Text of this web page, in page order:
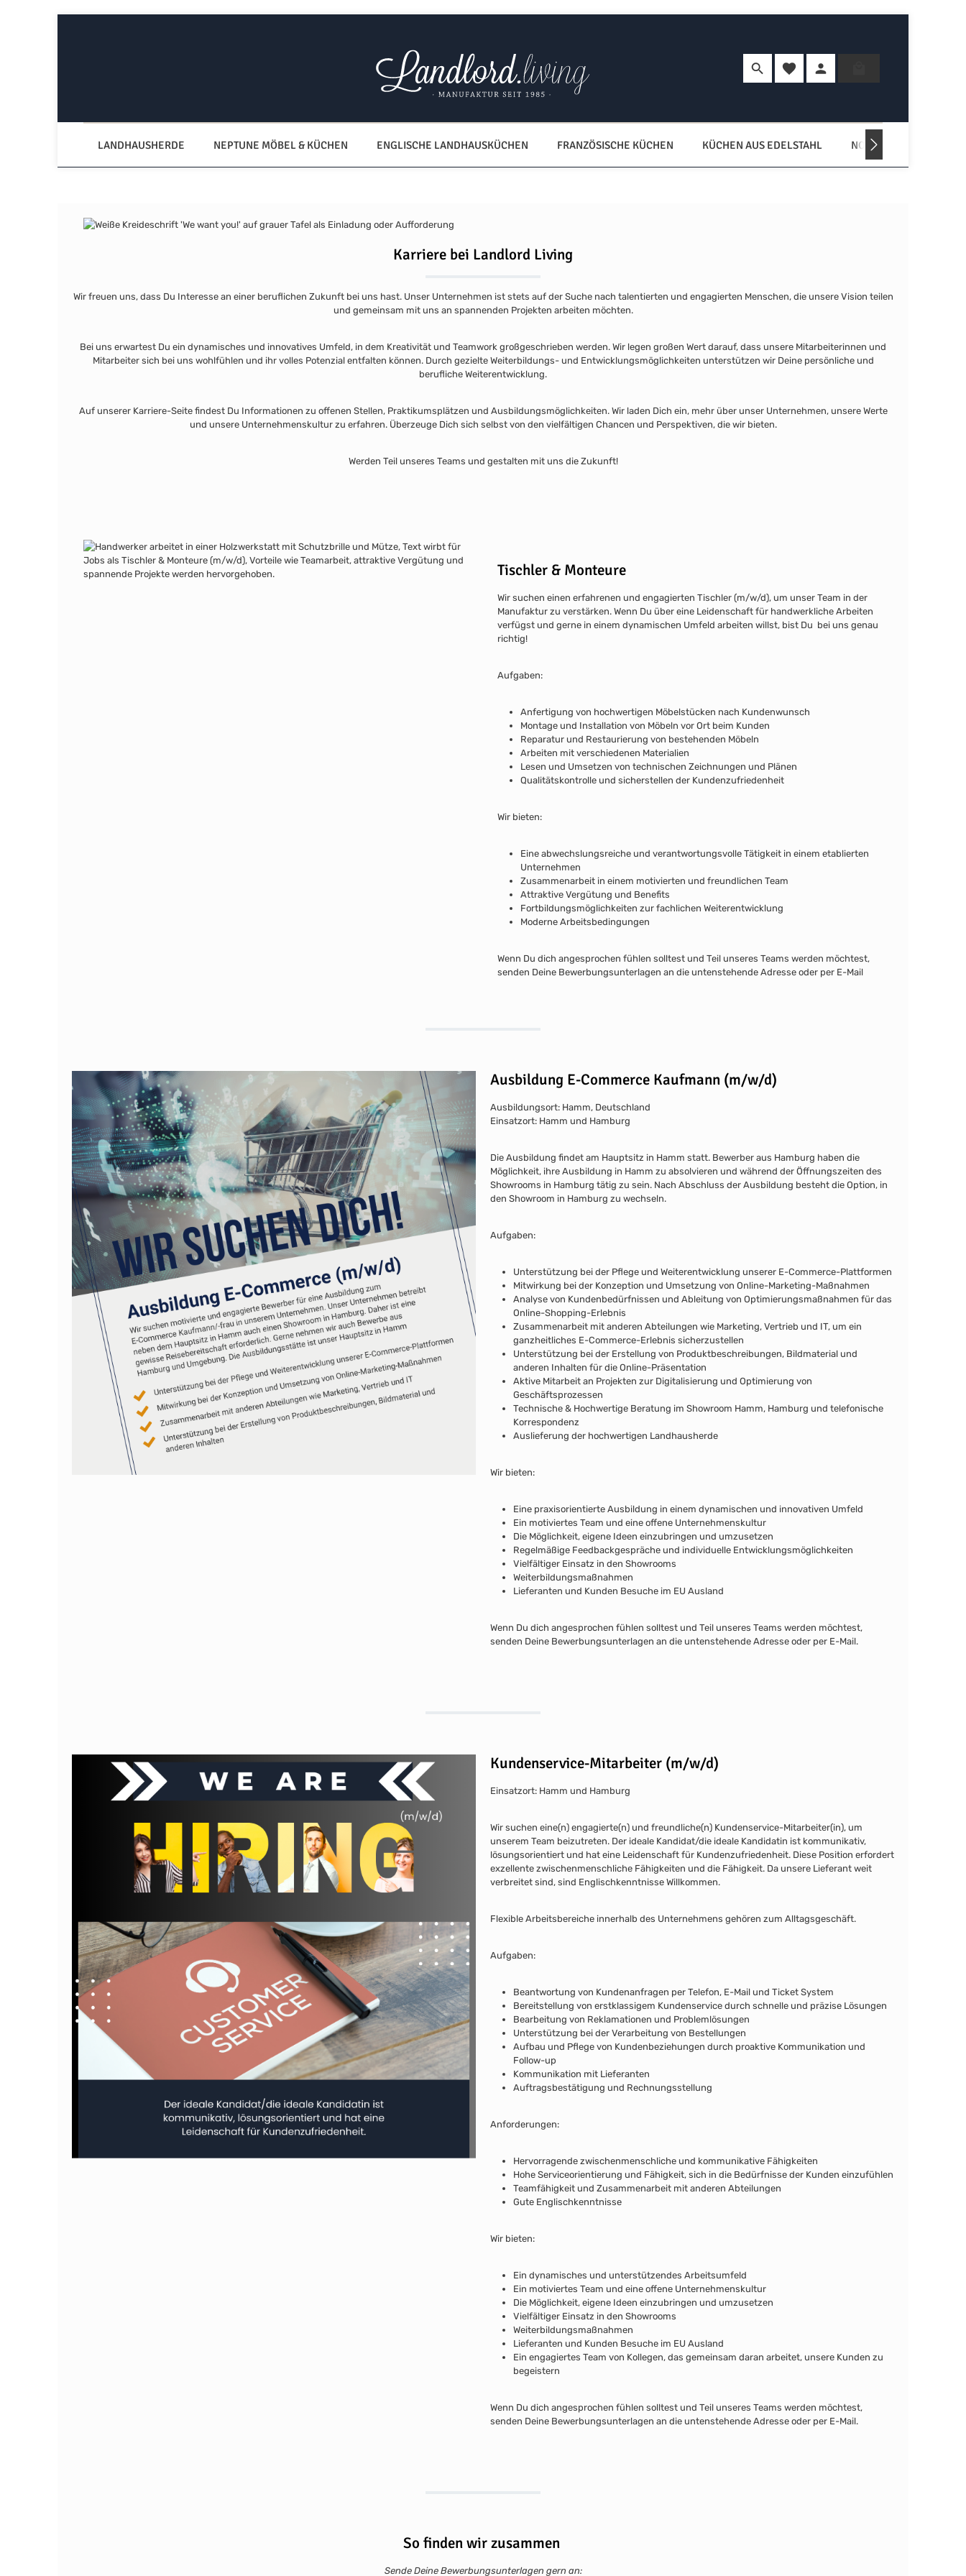
Du hast 0 Produkte auf dem Merkzettel
LANDHAUSHERDE NEPTUNE MÖBEL & KÜCHEN ENGLISCHE LANDHAUSKÜCHEN FRANZÖSISCHE KÜCHEN KÜCHEN AUS EDELSTAHL NORDISCHE KÜCHEN
Karriere bei Landlord Living
Wir freuen uns, dass Du Interesse an einer beruflichen Zukunft bei uns hast. Unser Unternehmen ist stets auf der Suche nach talentierten und engagierten Menschen, die unsere Vision teilen
und gemeinsam mit uns an spannenden Projekten arbeiten möchten.
Bei uns erwartest Du ein dynamisches und innovatives Umfeld, in dem Kreativität und Teamwork großgeschrieben werden. Wir legen großen Wert darauf, dass unsere Mitarbeiterinnen und
Mitarbeiter sich bei uns wohlfühlen und ihr volles Potenzial entfalten können. Durch gezielte Weiterbildungs- und Entwicklungsmöglichkeiten unterstützen wir Deine persönliche und
berufliche Weiterentwicklung.
Auf unserer Karriere-Seite findest Du Informationen zu offenen Stellen, Praktikumsplätzen und Ausbildungsmöglichkeiten. Wir laden Dich ein, mehr über unser Unternehmen, unsere Werte
und unsere Unternehmenskultur zu erfahren. Überzeuge Dich sich selbst von den vielfältigen Chancen und Perspektiven, die wir bieten.
Werden Teil unseres Teams und gestalten mit uns die Zukunft!
Tischler & Monteure
Wir suchen einen erfahrenen und engagierten Tischler (m/w/d), um unser Team in der
Manufaktur zu verstärken. Wenn Du über eine Leidenschaft für handwerkliche Arbeiten
verfügst und gerne in einem dynamischen Umfeld arbeiten willst, bist Du bei uns genau
richtig!
Aufgaben:
Anfertigung von hochwertigen Möbelstücken nach Kundenwunsch
Montage und Installation von Möbeln vor Ort beim Kunden
Reparatur und Restaurierung von bestehenden Möbeln
Arbeiten mit verschiedenen Materialien
Lesen und Umsetzen von technischen Zeichnungen und Plänen
Qualitätskontrolle und sicherstellen der Kundenzufriedenheit
Wir bieten:
Eine abwechslungsreiche und verantwortungsvolle Tätigkeit in einem etablierten
Unternehmen
Zusammenarbeit in einem motivierten und freundlichen Team
Attraktive Vergütung und Benefits
Fortbildungsmöglichkeiten zur fachlichen Weiterentwicklung
Moderne Arbeitsbedingungen
Wenn Du dich angesprochen fühlen solltest und Teil unseres Teams werden möchtest,
senden Deine Bewerbungsunterlagen an die untenstehende Adresse oder per E-Mail
Ausbildung E-Commerce Kaufmann (m/w/d)
Ausbildungsort: Hamm, Deutschland
Einsatzort: Hamm und Hamburg
Die Ausbildung findet am Hauptsitz in Hamm statt. Bewerber aus Hamburg haben die
Möglichkeit, ihre Ausbildung in Hamm zu absolvieren und während der Öffnungszeiten des
Showrooms in Hamburg tätig zu sein. Nach Abschluss der Ausbildung besteht die Option, in
den Showroom in Hamburg zu wechseln.
Aufgaben:
Unterstützung bei der Pflege und Weiterentwicklung unserer E-Commerce-Plattformen
Mitwirkung bei der Konzeption und Umsetzung von Online-Marketing-Maßnahmen
Analyse von Kundenbedürfnissen und Ableitung von Optimierungsmaßnahmen für das
Online-Shopping-Erlebnis
Zusammenarbeit mit anderen Abteilungen wie Marketing, Vertrieb und IT, um ein
ganzheitliches E-Commerce-Erlebnis sicherzustellen
Unterstützung bei der Erstellung von Produktbeschreibungen, Bildmaterial und
anderen Inhalten für die Online-Präsentation
Aktive Mitarbeit an Projekten zur Digitalisierung und Optimierung von
Geschäftsprozessen
Technische & Hochwertige Beratung im Showroom Hamm, Hamburg und telefonische
Korrespondenz
Auslieferung der hochwertigen Landhausherde
Wir bieten:
Eine praxisorientierte Ausbildung in einem dynamischen und innovativen Umfeld
Ein motiviertes Team und eine offene Unternehmenskultur
Die Möglichkeit, eigene Ideen einzubringen und umzusetzen
Regelmäßige Feedbackgespräche und individuelle Entwicklungsmöglichkeiten
Vielfältiger Einsatz in den Showrooms
Weiterbildungsmaßnahmen
Lieferanten und Kunden Besuche im EU Ausland
Wenn Du dich angesprochen fühlen solltest und Teil unseres Teams werden möchtest,
senden Deine Bewerbungsunterlagen an die untenstehende Adresse oder per E-Mail.
Kundenservice-Mitarbeiter (m/w/d)
Einsatzort: Hamm und Hamburg
Wir suchen eine(n) engagierte(n) und freundliche(n) Kundenservice-Mitarbeiter(in), um
unserem Team beizutreten. Der ideale Kandidat/die ideale Kandidatin ist kommunikativ,
lösungsorientiert und hat eine Leidenschaft für Kundenzufriedenheit. Diese Position erfordert
exzellente zwischenmenschliche Fähigkeiten und die Fähigkeit. Da unsere Lieferant weit
verbreitet sind, sind Englischkenntnisse Willkommen.
Flexible Arbeitsbereiche innerhalb des Unternehmens gehören zum Alltagsgeschäft.
Aufgaben:
Beantwortung von Kundenanfragen per Telefon, E-Mail und Ticket System
Bereitstellung von erstklassigem Kundenservice durch schnelle und präzise Lösungen
Bearbeitung von Reklamationen und Problemlösungen
Unterstützung bei der Verarbeitung von Bestellungen
Aufbau und Pflege von Kundenbeziehungen durch proaktive Kommunikation und
Follow-up
Kommunikation mit Lieferanten
Auftragsbestätigung und Rechnungsstellung
Anforderungen:
Hervorragende zwischenmenschliche und kommunikative Fähigkeiten
Hohe Serviceorientierung und Fähigkeit, sich in die Bedürfnisse der Kunden einzufühlen
Teamfähigkeit und Zusammenarbeit mit anderen Abteilungen
Gute Englischkenntnisse
Wir bieten:
Ein dynamisches und unterstützendes Arbeitsumfeld
Ein motiviertes Team und eine offene Unternehmenskultur
Die Möglichkeit, eigene Ideen einzubringen und umzusetzen
Vielfältiger Einsatz in den Showrooms
Weiterbildungsmaßnahmen
Lieferanten und Kunden Besuche im EU Ausland
Ein engagiertes Team von Kollegen, das gemeinsam daran arbeitet, unsere Kunden zu
begeistern
Wenn Du dich angesprochen fühlen solltest und Teil unseres Teams werden möchtest,
senden Deine Bewerbungsunterlagen an die untenstehende Adresse oder per E-Mail.
So finden wir zusammen
Sende Deine Bewerbungsunterlagen gern an: